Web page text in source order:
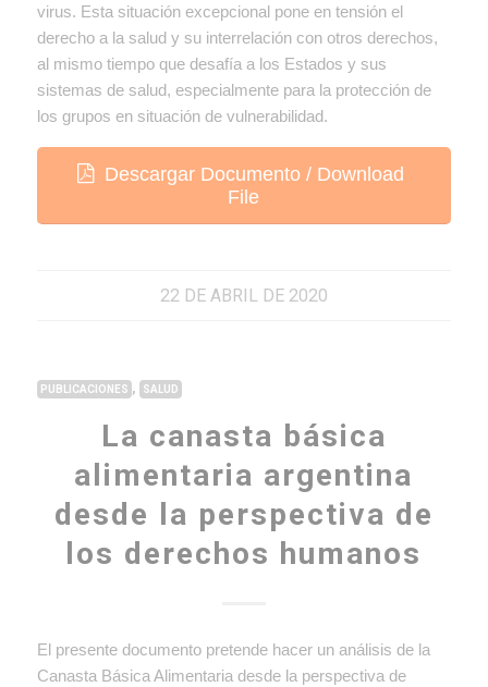
virus. Esta situación excepcional pone en tensión el
derecho a la salud y su interrelación con otros derechos,
al mismo tiempo que desafía a los Estados y sus
sistemas de salud, especialmente para la protección de
los grupos en situación de vulnerabilidad.
Descargar Documento / Download
File
22 DE ABRIL DE 2020
PUBLICACIONES , SALUD
La canasta básica
alimentaria argentina
desde la perspectiva de
los derechos humanos
El presente documento pretende hacer un análisis de la
Canasta Básica Alimentaria desde la perspectiva de